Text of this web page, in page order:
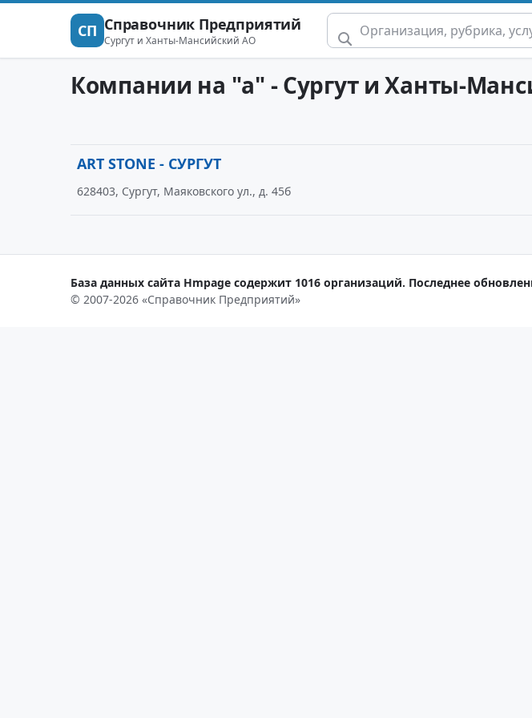
СП Справочник Предприятий
Сургут и Ханты-Мансийский АО
Компании на "a" - Сургут и Ханты-
ART STONE - СУРГУТ
628403, Сургут, Маяковского ул., д. 45б
База данных сайта Hmpage содержит 1016 организаций. Последнее
© 2007-2026 «Справочник Предприятий»